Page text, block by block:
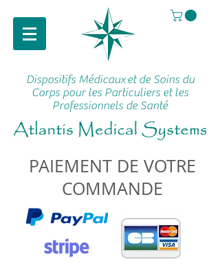
Dispositifs Médicaux et de Soins du
Corps pour les Particuliers et les
Professionnels de Santé
PAIEMENT DE VOTRE
COMMANDE